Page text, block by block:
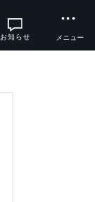
お知らせ メニュー